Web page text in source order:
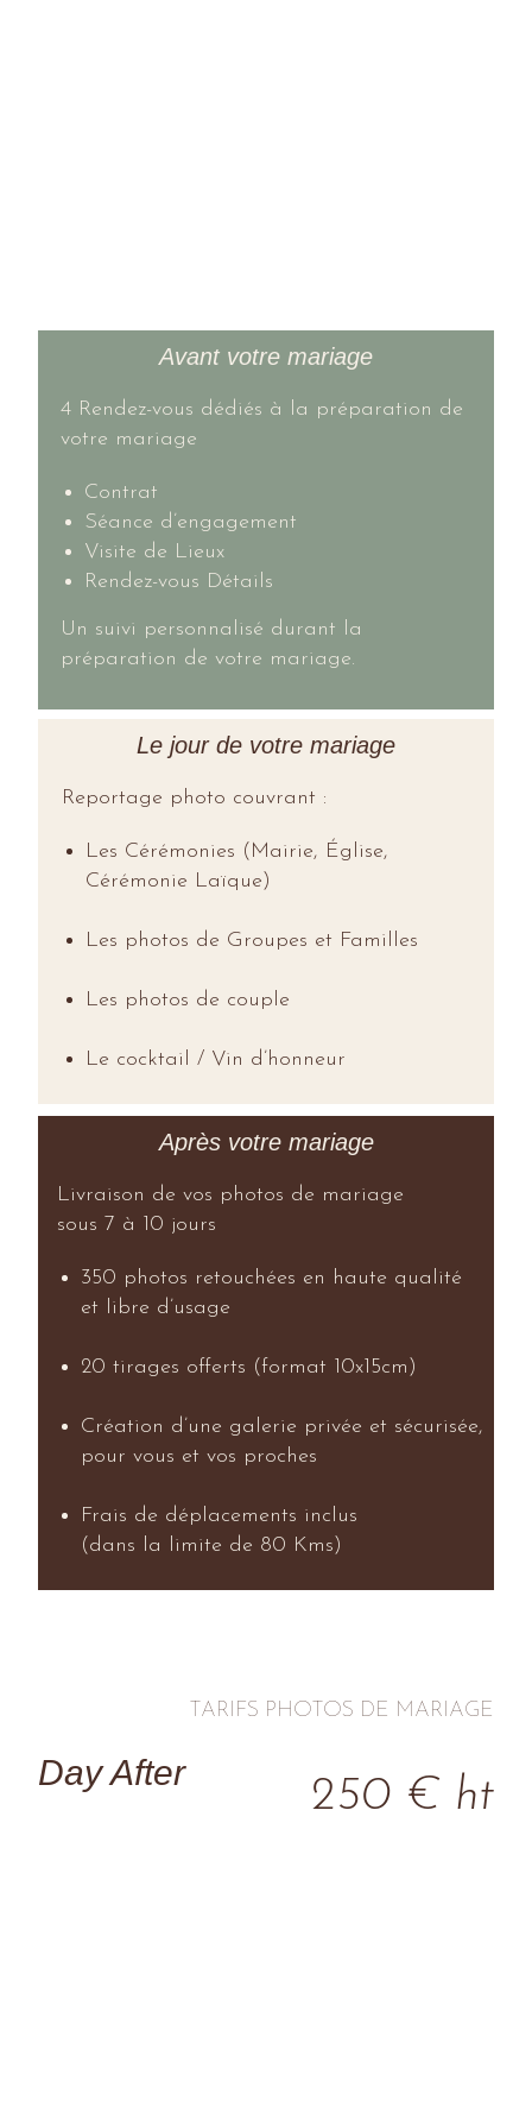
Avant votre mariage
4 Rendez-vous dédiés à la préparation de
votre mariage
Contrat
Séance d’engagement
Visite de Lieux
Rendez-vous Détails
Un suivi personnalisé durant la
préparation de votre mariage.
Le jour de votre mariage
Reportage photo couvrant :
Les Cérémonies (Mairie, Église,
Cérémonie Laïque)
Les photos de Groupes et Familles
Les photos de couple
Le cocktail / Vin d’honneur
Après votre mariage
Livraison de vos photos de mariage
sous 7 à 10 jours
350 photos retouchées en haute qualité
et libre d’usage
20 tirages offerts (format 10x15cm)
Création d’une galerie privée et sécurisée,
pour vous et vos proches
Frais de déplacements inclus
(dans la limite de 80 Kms)
TARIFS PHOTOS DE MARIAGE
Day After
250 € ht